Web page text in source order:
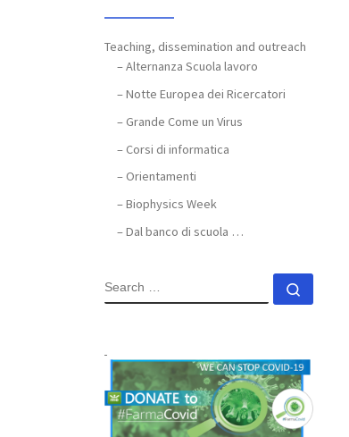
Teaching, dissemination and outreach
– Alternanza Scuola lavoro
– Notte Europea dei Ricercatori
– Grande Come un Virus
– Corsi di informatica
– Orientamenti
– Biophysics Week
– Dal banco di scuola …
SEARCH